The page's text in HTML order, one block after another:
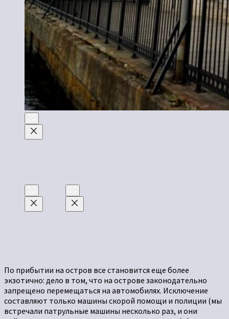
По прибытии на остров все становится еще более
экзотично: дело в том, что на острове законодательно
запрещено перемещаться на автомобилях. Исключение
составляют только машины скорой помощи и полиции (мы
встречали патрульные машины несколько раз, и они